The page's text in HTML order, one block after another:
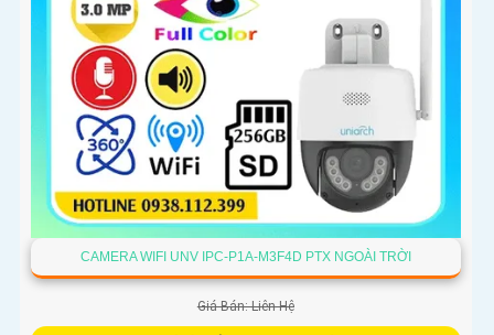
CAMERA WIFI UNV IPC-P1A-M3F4D PTX NGOÀI TRỜI
Giá Bán: Liên Hệ